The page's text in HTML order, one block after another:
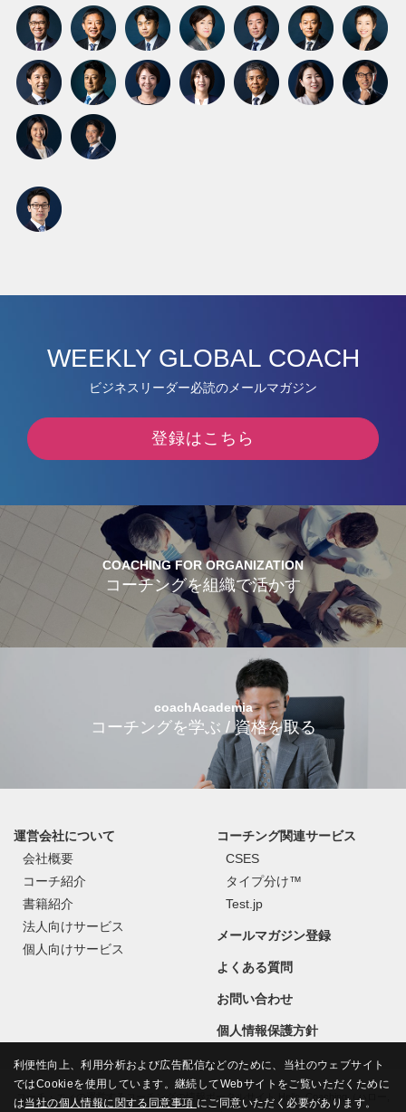
WEEKLY GLOBAL COACH
ビジネスリーダー必読のメールマガジン
登録はこちら
COACHING FOR ORGANIZATION
コーチングを組織で活かす
coachAcademia
コーチングを学ぶ / 資格を取る
運営会社について
会社概要
コーチ紹介
書籍紹介
法人向けサービス
個人向けサービス
コーチング関連サービス
CSES
タイプ分け™
Test.jp
メールマガジン登録
よくある質問
お問い合わせ
個人情報保護方針
コーチ・エィの運営するコーチングの情報ポータルサイト Hello, Coaching（ハロー,
利便性向上、利用分析および広告配信などのために、当社のウェブサイト
ではCookieを使用しています。継続してWebサイトをご覧いただくために
は当社の個人情報に関する同意事項 にご同意いただく必要があります。